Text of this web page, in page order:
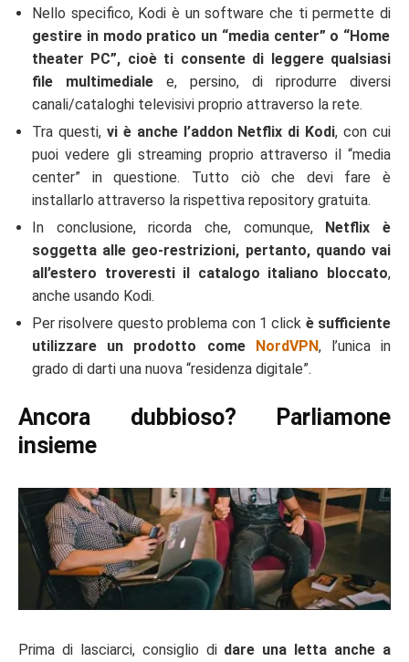
Nello specifico, Kodi è un software che ti permette di
gestire in modo pratico un “media center” o “Home
theater PC”, cioè ti consente di leggere qualsiasi
file multimediale e, persino, di riprodurre diversi
canali/cataloghi televisivi proprio attraverso la rete.
Tra questi, vi è anche l’addon Netflix di Kodi, con cui
puoi vedere gli streaming proprio attraverso il “media
center” in questione. Tutto ciò che devi fare è
installarlo attraverso la rispettiva repository gratuita.
In conclusione, ricorda che, comunque,
Netflix è
soggetta alle geo-restrizioni, pertanto, quando vai
all’estero troveresti il catalogo italiano bloccato,
anche usando Kodi.
Per risolvere questo problema con 1 click è sufficiente
utilizzare un prodotto come
NordVPN, l’unica in
grado di darti una nuova “residenza digitale”.
Ancora dubbioso? Parliamone
insieme
Prima di lasciarci, consiglio di dare una letta anche a